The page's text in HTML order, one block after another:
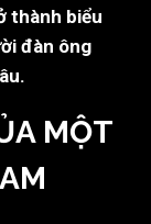
thành biểu
đàn ông
MỘT